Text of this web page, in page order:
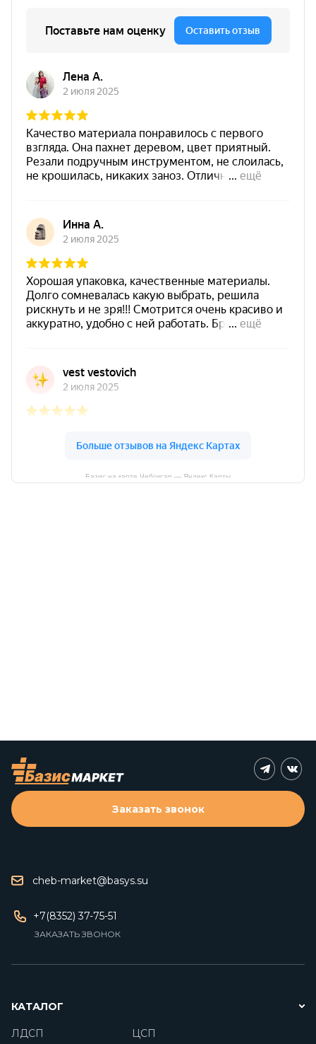
Базис на карте Чебоксар — Яндекс Карты
cheb-market@basys.su
+7(8352) 37-75-51
ЗАКАЗАТЬ ЗВОНОК
Заказать звонок
КАТАЛОГ
ЛДСП
ЦСП